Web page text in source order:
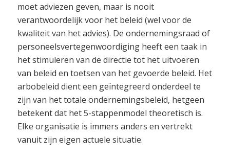
moet adviezen geven, maar is nooit
verantwoordelijk voor het beleid (wel voor de
kwaliteit van het advies). De ondernemingsraad of
personeelsvertegenwoordiging heeft een taak in
het stimuleren van de directie tot het uitvoeren
van beleid en toetsen van het gevoerde beleid. Het
arbobeleid dient een geïntegreerd onderdeel te
zijn van het totale ondernemingsbeleid, hetgeen
betekent dat het 5-stappenmodel theoretisch is.
Elke organisatie is immers anders en vertrekt
vanuit zijn eigen actuele situatie.